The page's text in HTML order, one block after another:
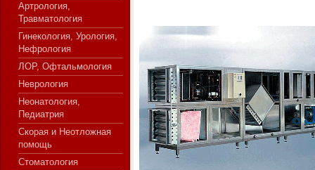
СЕРВЕР МЕДИЦИНСКОГО
Артрология,
Травматология
Гинекология, Урология,
Нефрология
ЛОР, Офтальмология
Неврология
Неонатология,
Педиатрия
Скорая и Неотложная
помощь
Стоматология